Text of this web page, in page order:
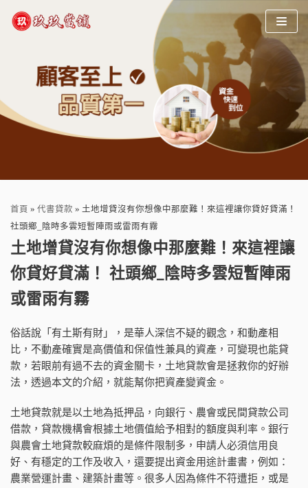
content
首頁 » 代書貸款 » 土地增貸沒有你想像中那麼難！來這裡讓你貸好貸滿！
社頭鄉_陰時多雲短暫陣雨或雷雨有霧
土地增貸沒有你想像中那麼難！來這裡讓
你貸好貸滿！ 社頭鄉_陰時多雲短暫陣雨
或雷雨有霧
俗話說「有土斯有財」，是華人深信不疑的觀念，和動產相
比，不動產確實是高價值和保值性兼具的資產，可變現也能貸
款，若眼前有過不去的資金關卡，土地貸款會是拯救你的好辦
法，透過本文的介紹，就能幫你把資產變資金。
土地貸款就是以土地為抵押品，向銀行、農會或民間貸款公司
借款，貸款機構會根據土地價值給予相對的額度與利率。銀行
與農會土地貸款較麻煩的是條件限制多，申請人必須信用良
好、有穩定的工作及收入，還要提出資金用途計畫書，例如：
農業營運計畫、建築計畫等。很多人因為條件不符遭拒，或是